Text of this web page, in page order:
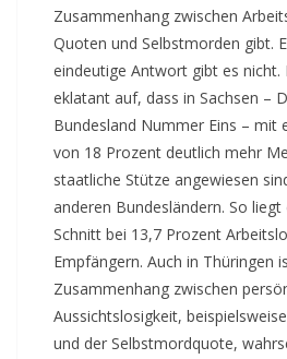
Zusammenhang zwischen
Quoten und Selbstmorden gibt.
eindeutige Antwort gibt es nicht.
eklatant auf, dass in Sachsen –
Bundesland Nummer Eins – mit
von 18 Prozent deutlich mehr
staatliche Stütze angewiesen
anderen Bundesländern. So
Schnitt bei 13,7 Prozent
Empfängern. Auch in Thüringen
Zusammenhang zwischen
Aussichtslosigkeit,
und der Selbstmordquote,